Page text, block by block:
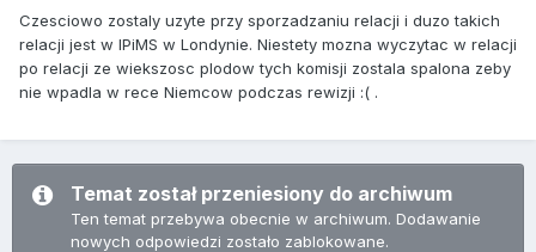
Czesciowo zostaly uzyte przy sporzadzaniu relacji i duzo takich
relacji jest w IPiMS w Londynie. Niestety mozna wyczytac w relacji
po relacji ze wiekszosc plodow tych komisji zostala spalona zeby
nie wpadla w rece Niemcow podczas rewizji :( .
Temat został przeniesiony do archiwum
Ten temat przebywa obecnie w archiwum. Dodawanie
nowych odpowiedzi zostało zablokowane.